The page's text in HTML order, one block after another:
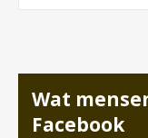
Wat
Facebook